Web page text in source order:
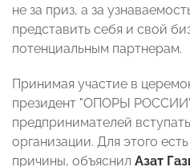
не за приз, а за
представить себя и свой
потенциальным партнерам.
Принимая участие в
президент "ОПОРЫ
предпринимателей
организации. Для этого
причины, объяснил Азат